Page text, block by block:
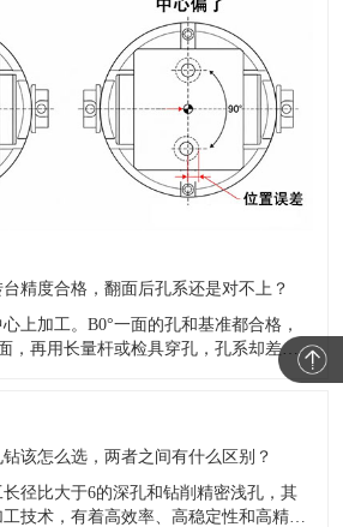
精度合格，翻面后孔系还是对不上？
上加工。B0°一面的孔和基准都合格，
，再用长量杆或检具穿孔，孔系却差了
坐标没输错；再看转台检测记录，定位精
什么翻面还不准？”
该怎么选，两者之间有什么区别？
径比大于6的深孔和钻削精密浅孔，其
技术，有着高效率、高稳定性和高精度